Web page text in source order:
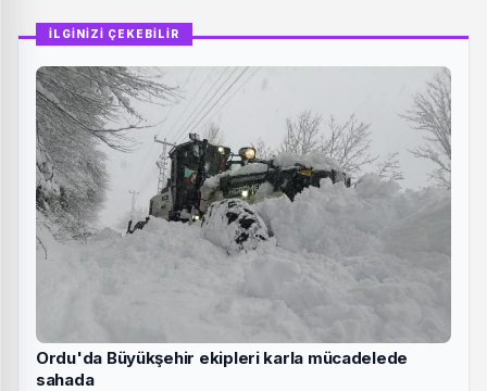
İLGİNİZİ ÇEKEBİLİR
Ordu'da Büyükşehir ekipleri karla mücadelede
sahada